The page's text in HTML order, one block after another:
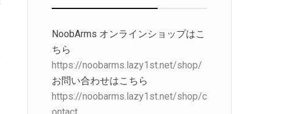
NoobArms オンラインショップはこ
ちら
https://noobarms.lazy1st.net/shop/
お問い合わせはこちら
https://noobarms.lazy1st.net/shop/c